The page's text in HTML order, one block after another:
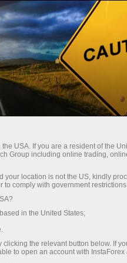
accédez à
levier
les meilleurs
du
conditions
trading
l’autoroute
USA. If you are a resident of the
Group including online trading,
your location is not the US, kindly
to comply with government
in the United States;
the relevant button below. If
to open an account with InstaForex